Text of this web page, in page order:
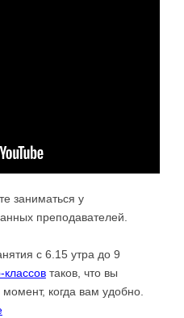
заниматься у
преподавателей.
с 6.15 утра до 9
таков, что вы
когда вам удобно.